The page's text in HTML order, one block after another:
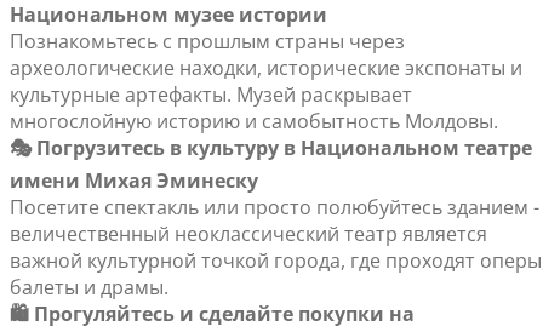
Национальном музее истории
Познакомьтесь с прошлым страны через
археологические находки, исторические экспонаты и
культурные артефакты. Музей раскрывает
многослойную историю и самобытность Молдовы.
🎭 Погрузитесь в культуру в Национальном театре
имени Михая Эминеску
Посетите спектакль или просто полюбуйтесь зданием -
величественный неоклассический театр является
важной культурной точкой города, где проходят
балеты и драмы.
🛍️ Прогуляйтесь и сделайте покупки на